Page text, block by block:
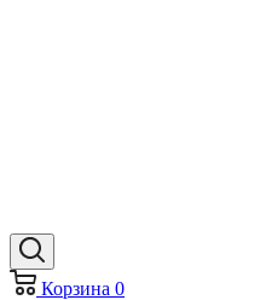
Корзина 0